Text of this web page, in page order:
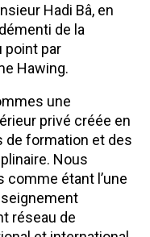
Hadi Bâ, en
de la
point par
Hawing.
une
privé créée en
de formation et des
Nous
étant l’une
réseau de